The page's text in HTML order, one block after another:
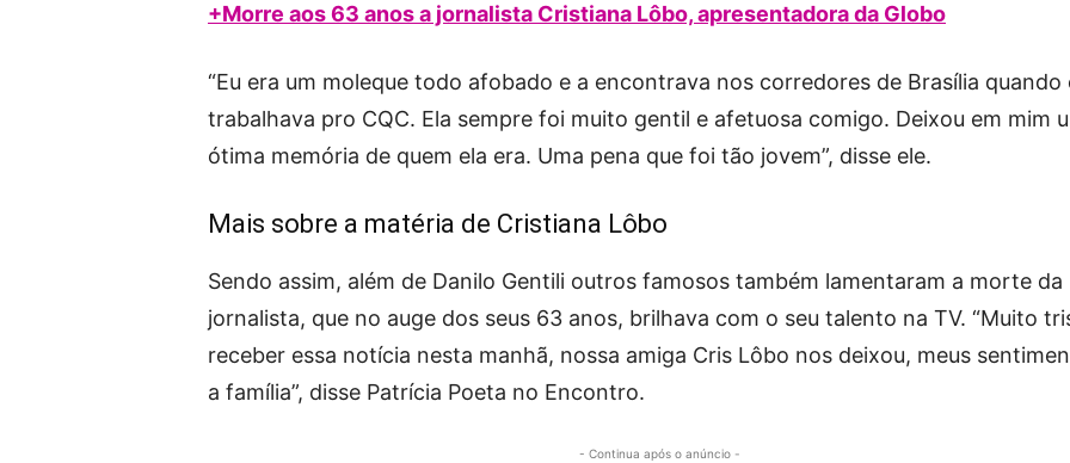
+Morre aos 63 anos a jornalista Cristiana Lôbo, apresentadora da Globo
“Eu era um moleque todo afobado e a encontrava nos corredores de Brasília quando
trabalhava pro CQC. Ela sempre foi muito gentil e afetuosa comigo. Deixou em mim
ótima memória de quem ela era. Uma pena que foi tão jovem”, disse ele.
Mais sobre a matéria de Cristiana Lôbo
Sendo assim, além de Danilo Gentili outros famosos também lamentaram a morte da
jornalista, que no auge dos seus 63 anos, brilhava com o seu talento na TV. “Muito
receber essa notícia nesta manhã, nossa amiga Cris Lôbo nos deixou, meus
a família”, disse Patrícia Poeta no Encontro.
- Continua após o anúncio -